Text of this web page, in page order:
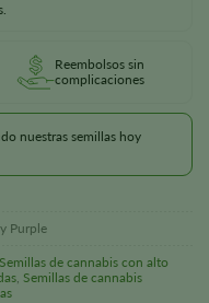
Reembolsos sin
complicaciones
nuestras semillas hoy
Purple
Semillas de cannabis con alto
, Semillas de cannabis